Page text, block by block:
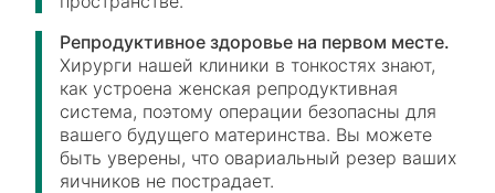
Репродуктивное здоровье на первом месте.
Хирурги нашей клиники в тонкостях знают,
как устроена женская репродуктивная
система, поэтому операции безопасны для
вашего будущего материнства. Вы можете
быть уверены, что овариальный резер ваших
яичников не пострадает.